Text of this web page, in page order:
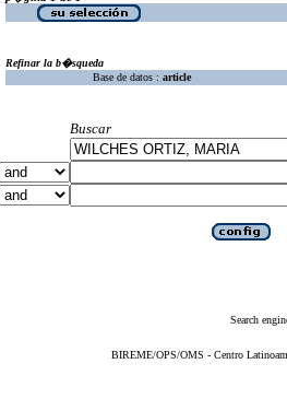
Refinar la b�squeda
Base de datos : article
Buscar
Search
BIREME/OPS/OMS - Centro